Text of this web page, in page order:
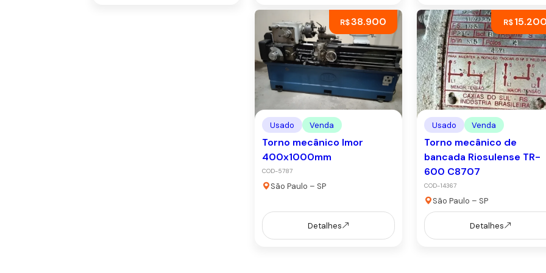
R$38.900
Usado Venda
Torno mecânico Imor
400x1000mm
COD-5787
São Paulo – SP
Detalhes
R$
Usado Venda
Torno mecânico de
bancada Riosulense TR-
600 C8707
COD-14367
São Paulo – SP
Detalhes